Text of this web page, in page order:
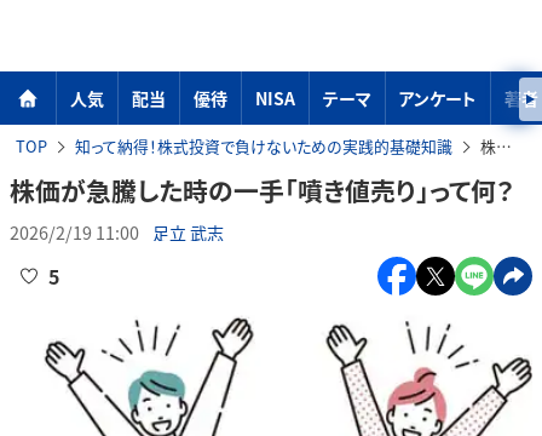
人気 配当 優待 NISA テーマ アンケート 著者
TOP 知って納得！株式投資で負けないための実践的基礎知識 株価が急騰した時の一手「噴き値売り」って何？
株価が急騰した時の一手「噴き値売り」って何？
2026/2/19 11:00 足立 武志
5